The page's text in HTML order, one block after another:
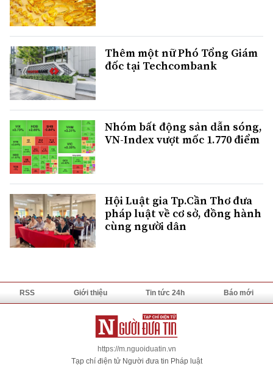
Thêm một nữ Phó Tổng Giám
đốc tại Techcombank
Nhóm bất động sản dẫn sóng,
VN-Index vượt mốc 1.770 điểm
Hội Luật gia Tp.Cần Thơ đưa
pháp luật về cơ sở, đồng hành
cùng người dân
RSS Giới thiệu Tin tức 24h Báo mới
https://m.nguoiduatin.vn
Tạp chí điện tử Người đưa tin Pháp luật